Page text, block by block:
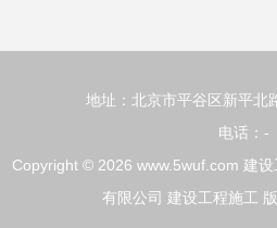
地址：北京市平谷区新平北
电话：-
Copyright © 2026 www.5wuf.com 建设
有限公司 建设工程施工